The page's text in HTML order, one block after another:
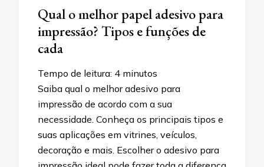
Qual o melhor papel adesivo para
impressão? Tipos e funções de
cada
Tempo de leitura: 4 minutos
Saiba qual o melhor adesivo para
impressão de acordo com a sua
necessidade. Conheça os principais tipos e
suas aplicações em vitrines, veículos,
decoração e mais. Escolher o adesivo para